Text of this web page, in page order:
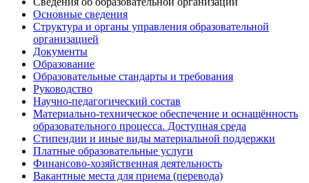
Основные сведения
Структура и органы управления образовательной
организацией
Документы
Образование
Образовательные стандарты и требования
Руководство
Научно-педагогический состав
Материально-техническое обеспечение и оснащённость
образовательного процесса. Доступная среда
Стипендии и иные виды материальной поддержки
Платные образовательные услуги
Финансово-хозяйственная деятельность
Вакантные места для приема (перевода)